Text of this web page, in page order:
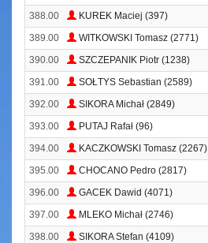
388.00
KUREK Maciej (397)
389.00
WITKOWSKI Tomasz (2771)
390.00
SZCZEPANIK Piotr (1238)
391.00
SOŁTYS Sebastian (2589)
392.00 SIKORA Michał (2849)
393.00 PUTAJ Rafał (96)
394.00
KACZKOWSKI Tomasz (2267)
395.00
CHOCANO Pedro (2817)
396.00
GACEK Dawid (4071)
397.00
MLEKO Michał (2746)
398.00
SIKORA Stefan (4109)